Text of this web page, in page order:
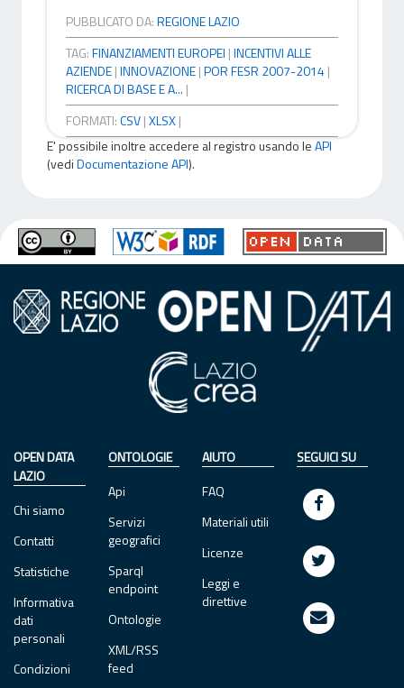
PUBBLICATO DA:REGIONE LAZIO
TAG:FINANZIAMENTI EUROPEI |INCENTIVI ALLE
AZIENDE|INNOVAZIONE|POR FESR 2007-2014|
RICERCA DI BASE E A... |
FORMATI:CSV|XLSX|
E' possibile inoltre accedere al registro usando leAPI
(vediDocumentazione API).
OPEN DATA
LAZIO
Chi siamo
Contatti
Statistiche
Informativa
dati
personali
Condizioni
ONTOLOGIE
Api
Servizi
geografici
Sparql
endpoint
Ontologie
XML/RSS
feed
AIUTO
FAQ
Materiali utili
Licenze
Leggi e
direttive
SEGUICI SU